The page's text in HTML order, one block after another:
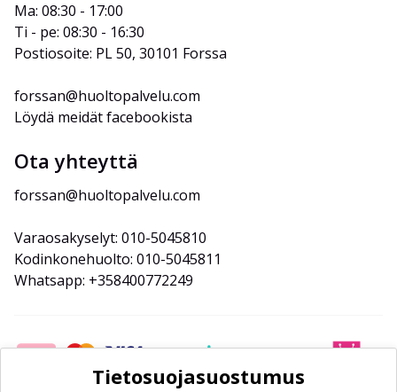
Ma: 08:30 - 17:00
Ti - pe: 08:30 - 16:30
Postiosoite: PL 50, 30101 Forssa
forssan@huoltopalvelu.com
Löydä meidät facebookista
Ota yhteyttä
forssan@huoltopalvelu.com
Varaosakyselyt: 010-5045810
Kodinkonehuolto: 010-5045811
Whatsapp: +358400772249
Tietosuojasuostumus